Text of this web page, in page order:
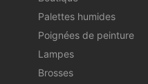
Palettes humides
Poignées de peinture
Lampes
Brosses